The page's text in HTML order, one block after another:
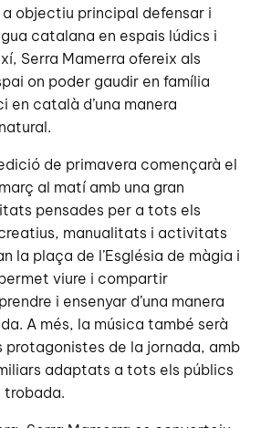
objectiu principal defensar i
catalana en espais lúdics i
Serra Mamerra ofereix als
on poder gaudir en família
en català d’una manera
de primavera començarà el
al matí amb una gran
pensades per a tots els
manualitats i activitats
la plaça de l’Església de màgia i
viure i compartir
i ensenyar d’una manera
A més, la música també serà
protagonistes de la jornada, amb
adaptats a tots els públics
trobada.